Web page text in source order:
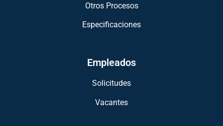
Otros Procesos
Especificaciones
Empleados
Solicitudes
Vacantes